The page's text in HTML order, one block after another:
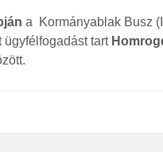
a Kormányablak Busz
ügyfélfogadást tart